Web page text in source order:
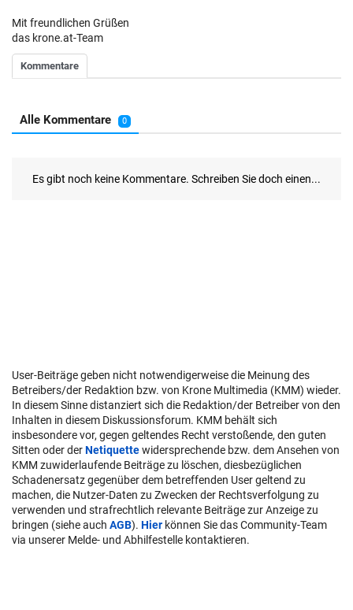
Mit freundlichen Grüßen
das krone.at-Team
User-Beiträge geben nicht notwendigerweise die Meinung des
Betreibers/der Redaktion bzw. von Krone Multimedia (KMM) wieder.
In diesem Sinne distanziert sich die Redaktion/der Betreiber von den
Inhalten in diesem Diskussionsforum. KMM behält sich
insbesondere vor, gegen geltendes Recht verstoßende, den guten
Sitten oder derNetiquettewidersprechende bzw. dem Ansehen von
KMM zuwiderlaufende Beiträge zu löschen, diesbezüglichen
Schadenersatz gegenüber dem betreffenden User geltend zu
machen, die Nutzer-Daten zu Zwecken der Rechtsverfolgung zu
verwenden und strafrechtlich relevante Beiträge zur Anzeige zu
bringen (siehe auch AGB). Hier können Sie das Community-Team
via unserer Melde- und Abhilfestelle kontaktieren.